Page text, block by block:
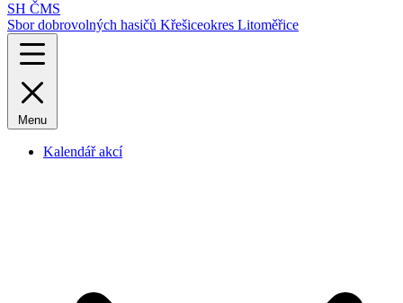
SH ČMS
Sbor dobrovolných hasičů Křešiceokres Litoměřice
Menu
Kalendář akcí